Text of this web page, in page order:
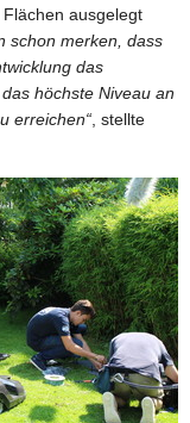
ausgelegt
schon merken, dass
das
höchste Niveau an
erreichen“ , stellte